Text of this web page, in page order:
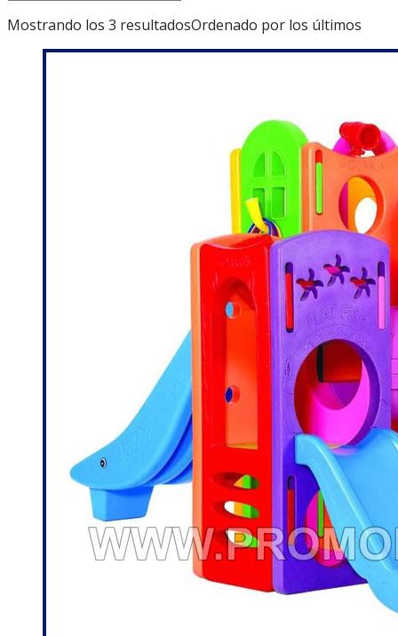
Mostrando los 3 resultadosOrdenado por los últimos